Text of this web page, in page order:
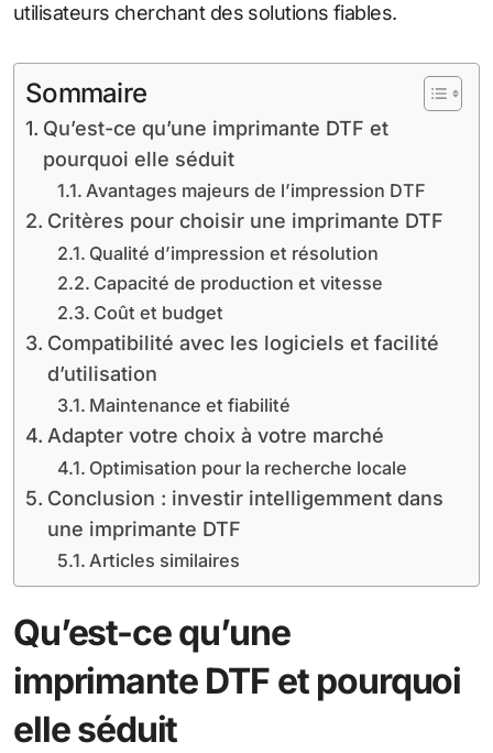
utilisateurs cherchant des solutions fiables.
Sommaire
Qu’est-ce qu’une imprimante DTF et
pourquoi elle séduit
Avantages majeurs de l’impression DTF
Critères pour choisir une imprimante DTF
Qualité d’impression et résolution
Capacité de production et vitesse
Coût et budget
Compatibilité avec les logiciels et facilité
d’utilisation
Maintenance et fiabilité
Adapter votre choix à votre marché
Optimisation pour la recherche locale
Conclusion : investir intelligemment dans
une imprimante DTF
Articles similaires
Qu’est-ce qu’une
imprimante DTF et pourquoi
elle séduit